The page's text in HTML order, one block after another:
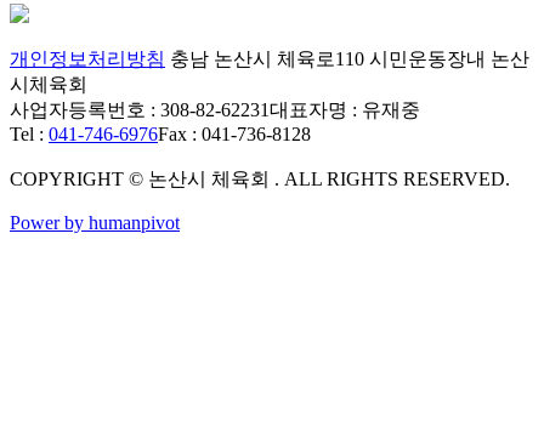
개인정보처리방침 충남 논산시 체육로110 시민운동장내 논산
시체육회
사업자등록번호 : 308-82-62231대표자명 : 유재중
Tel : 041-746-6976Fax : 041-736-8128
COPYRIGHT © 논산시 체육회 . ALL RIGHTS RESERVED.
Power by humanpivot